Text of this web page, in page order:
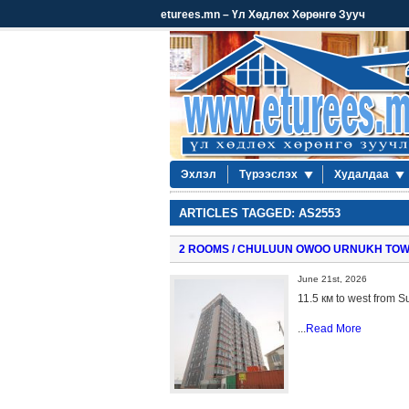
eturees.mn – Үл Хөдлөх Хөрөнгө Зууч
Эхлэл Түрээслэх Худалдаа
ARTICLES TAGGED: AS2553
2 ROOMS / CHULUUN OWOO URNUKH
June 21st, 2026
11.5 км to west from
...Read More